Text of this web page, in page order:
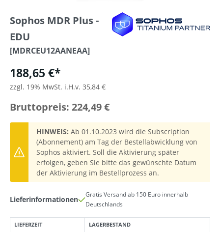
Sophos MDR Plus -
EDU
[MDRCEU12AANEAA]
188,65 €*
zzgl. 19% MwSt. i.H.v. 35,84 €
Bruttopreis: 224,49 €
HINWEIS: Ab 01.10.2023 wird die Subscription
(Abonnement) am Tag der Bestellabwicklung von
Sophos aktiviert. Soll die Aktivierung später
erfolgen, geben Sie bitte das gewünschte Datum
der Aktivierung im Bestellprozess an.
Lieferinformationen
Gratis Versand ab 150 Euro innerhalb
Deutschlands
LIEFERZEIT LAGERBESTAND